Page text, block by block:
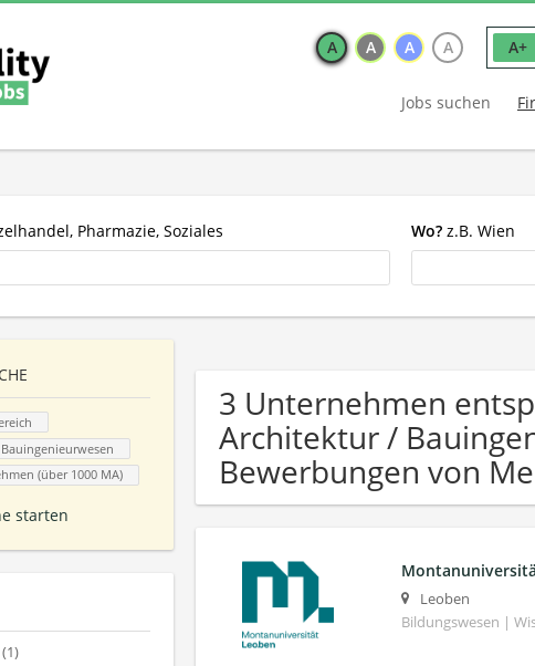
A A A A A+
Jobs suchen
Pharmazie, Soziales Wo? z.B. Wien
(über 1000 MA)
starten
(1)
3 Unternehmen
Architektur /
Bewerbungen von
Leoben
Bildungswesen |